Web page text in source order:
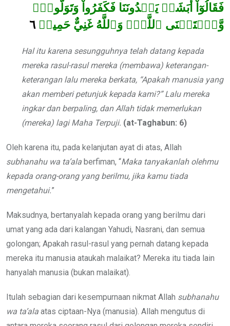
فَقَالُوٓاْ أَبَشَرٞ يَهۡدُونَنَا فَكَفَرُواْ وَتَوَلَّواْۖ
وَّٱسۡتَغۡنَى ٱللَّهُۚ وَٱللَّهُ غَنِيٌّ حَمِيدٞ ٦
Hal itu karena sesungguhnya telah datang kepada
mereka rasul-rasul mereka (membawa) keterangan-
keterangan lalu mereka berkata, “Apakah manusia yang
akan memberi petunjuk kepada kami?” Lalu mereka
ingkar dan berpaling, dan Allah tidak memerlukan
(mereka) lagi Maha Terpuji. (at-Taghabun: 6)
Oleh karena itu, pada kelanjutan ayat di atas, Allah
subhanahu wa ta’ala berfiman, “Maka tanyakanlah olehmu
kepada orang-orang yang berilmu, jika kamu tiada
mengetahui.”
Maksudnya, bertanyalah kepada orang yang berilmu dari
umat yang ada dari kalangan Yahudi, Nasrani, dan semua
golongan; Apakah rasul-rasul yang pernah datang kepada
mereka itu manusia ataukah malaikat? Mereka itu tiada lain
hanyalah manusia (bukan malaikat).
Itulah sebagian dari kesempurnaan nikmat Allah subhanahu
wa ta’ala atas ciptaan-Nya (manusia). Allah mengutus di